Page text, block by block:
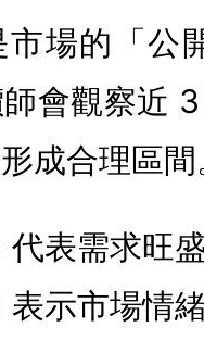
場的「公
會觀察近
成合理區間
代表需求旺
表示市場情